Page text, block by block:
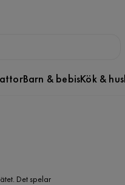
Barn & bebisKök &
Det spelar